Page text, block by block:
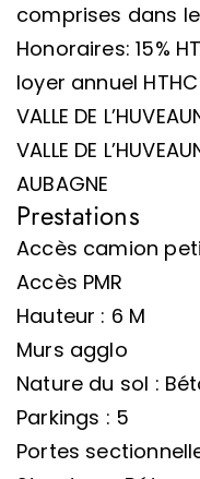
comprises dans
Honoraires: 15%
loyer annuel
VALLE DE
VALLE DE
AUBAGNE
Prestations
Accès camion
Accès PMR
Hauteur : 6 M
Murs agglo
Nature du sol :
Parkings : 5
Portes